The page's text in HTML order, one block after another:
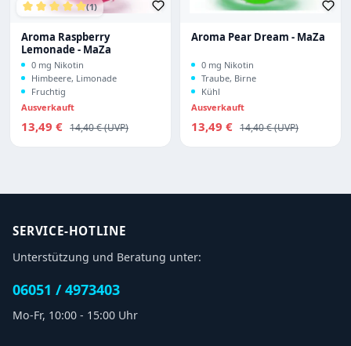
Durchschnittliche Bewertung von 5 von 5 Sternen
(1)
Aroma Raspberry
Lemonade - MaZa
0 mg Nikotin
Himbeere, Limonade
Fruchtig
Ausverkauft
Verkaufspreis:
13,49 € Regulärer Preis:
14,40 €
Aroma Pear Dream - MaZa
0 mg Nikotin
Traube, Birne
Kühl
Ausverkauft
Verkaufspreis:
13,49 € Regulärer Preis:
14,40 €
SERVICE-HOTLINE
Unterstützung und Beratung unter:
06051 / 4973403
Mo-Fr, 10:00 - 15:00 Uhr